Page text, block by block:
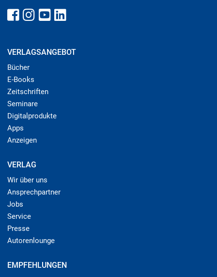
VERLAGSANGEBOT
Bücher
E-Books
Zeitschriften
Seminare
Digitalprodukte
Apps
Anzeigen
VERLAG
Wir über uns
Ansprechpartner
Jobs
Service
Presse
Autorenlounge
EMPFEHLUNGEN